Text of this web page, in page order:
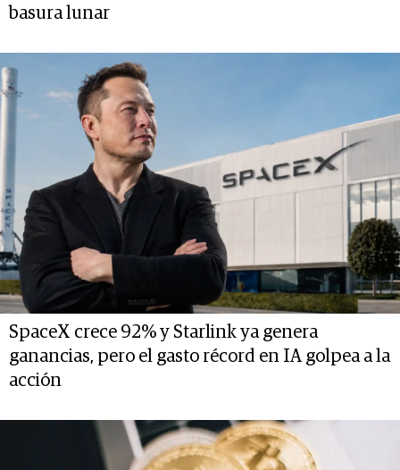
basura lunar
SpaceX crece 92% y Starlink ya genera
ganancias, pero el gasto récord en IA golpea a la
acción